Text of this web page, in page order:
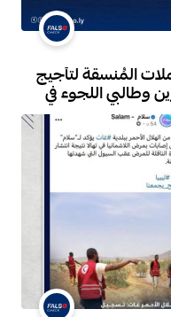
المُنسقة لتأجيج
وطالبي اللجوء في